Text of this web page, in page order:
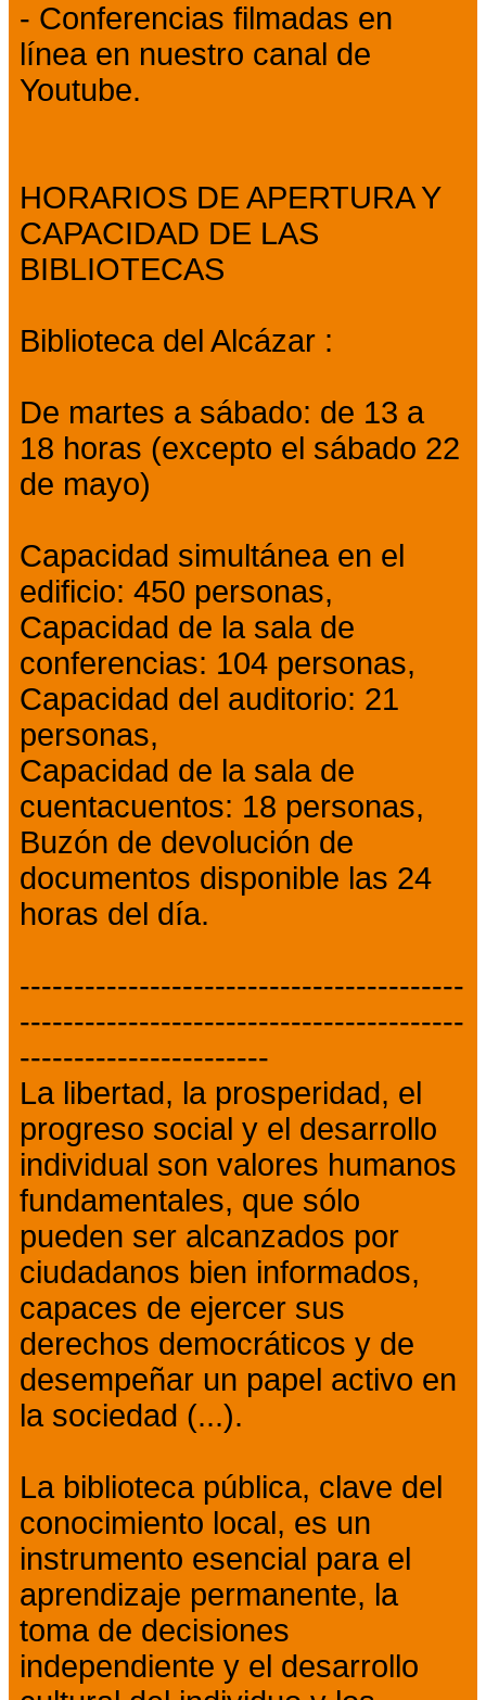
- Conferencias filmadas en
línea en nuestro canal de
Youtube.
HORARIOS DE APERTURA Y
CAPACIDAD DE LAS
BIBLIOTECAS
Biblioteca del Alcázar :
De martes a sábado: de 13 a
18 horas (excepto el sábado 22
de mayo)
Capacidad simultánea en el
edificio: 450 personas,
Capacidad de la sala de
conferencias: 104 personas,
Capacidad del auditorio: 21
personas,
Capacidad de la sala de
cuentacuentos: 18 personas,
Buzón de devolución de
documentos disponible las 24
horas del día.
-----------------------------------------
-----------------------------------------
-----------------------
La libertad, la prosperidad, el
progreso social y el desarrollo
individual son valores humanos
fundamentales, que sólo
pueden ser alcanzados por
ciudadanos bien informados,
capaces de ejercer sus
derechos democráticos y de
desempeñar un papel activo en
la sociedad (...).
La biblioteca pública, clave del
conocimiento local, es un
instrumento esencial para el
aprendizaje permanente, la
toma de decisiones
independiente y el desarrollo